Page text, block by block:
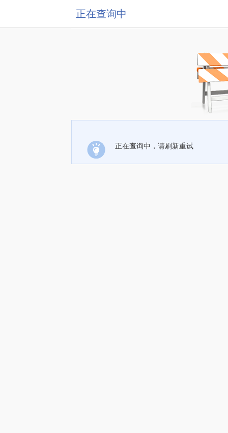
正在查询中
正在查询中，请刷新重试